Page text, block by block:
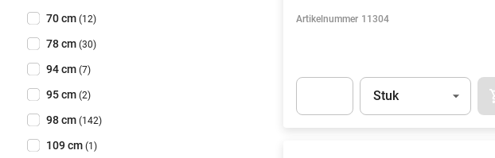
70 cm (12)
78 cm (30)
94 cm (7)
95 cm (2)
98 cm (142)
109 cm (1)
Artikelnummer 11304
Eenheid
Stuk